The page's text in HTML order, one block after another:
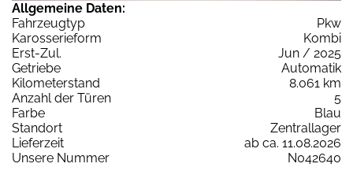
Allgemeine Daten:
Fahrzeugtyp
Pkw
Karosserieform
Kombi
Erst-Zul.
Jun / 2025
Getriebe
Automatik
Kilometerstand
8.061 km
Anzahl der Türen
5
Farbe
Blau
Standort
Zentrallager
Lieferzeit
ab ca. 11.08.2026
Unsere Nummer
N042640